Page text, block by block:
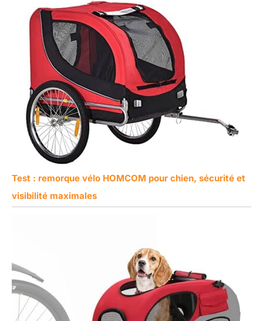
Test : remorque vélo HOMCOM pour chien, sécurité et
visibilité maximales